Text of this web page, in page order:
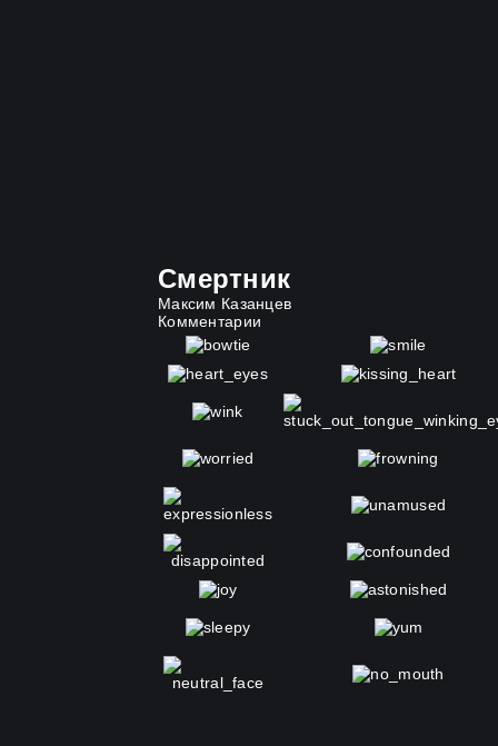
Смертник
Максим Казанцев
Комментарии